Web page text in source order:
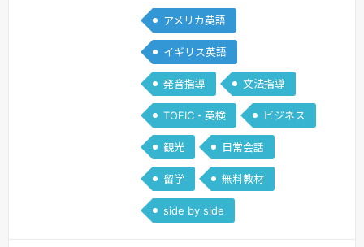
11年以上になります。初心者から上級
者、また、ビジネスを目的とされた方と
幅広い学習提供が可能です。また、アメ
リカ生活が長いため、現地の文化や習慣
を交えた英会話学習の提供が可能で
す。・英文法が得意なため、初心者には
文法を含めた基本英語の学習が可能（独
自のマテ…続きを見る »
アメリカ英語
イギリス英語
発音指導 文法指導
TOEIC・英検 ビジネス
観光 日常会話
留学 無料教材
side by side